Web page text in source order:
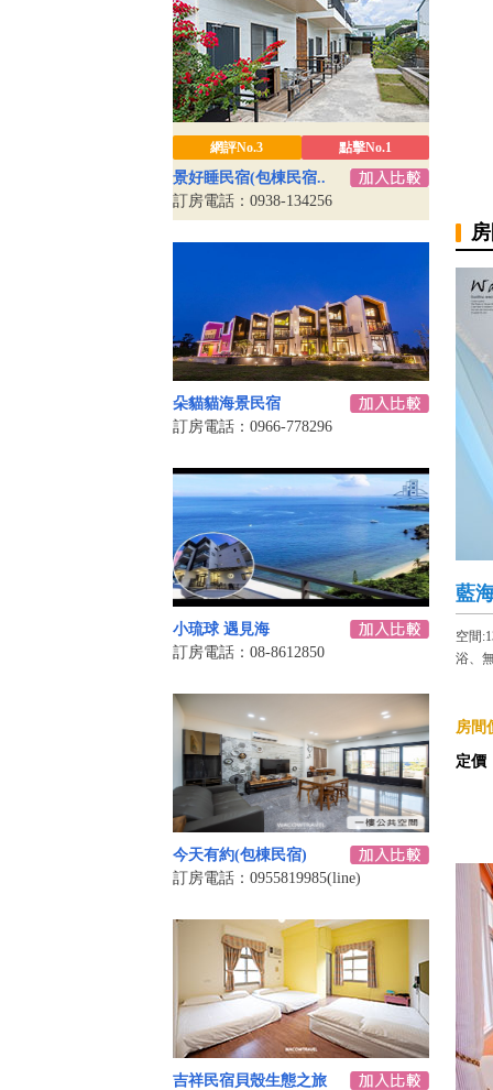
網評No.3 點擊No.1
景好睡民宿(包棟民宿..
訂房電話：0938-134256
朵貓貓海景民宿
訂房電話：0966-778296
小琉球 遇見海
訂房電話：08-8612850
今天有約(包棟民宿)
訂房電話：0955819985(line)
吉祥民宿貝殼生態之旅
藍
空間
浴、
房間
定價